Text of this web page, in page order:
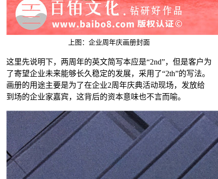
上图：企业周年庆画册封面
这里先说明下，两周年的英文简写本应是“2nd”，但是客户为
了寄望企业未来能够长久稳定的发展，采用了“2th”的写法。
画册的用途主要是为了在企业2周年庆典活动现场，发放给
到场的企业家嘉宾，这背后的资本意味也不言而喻。